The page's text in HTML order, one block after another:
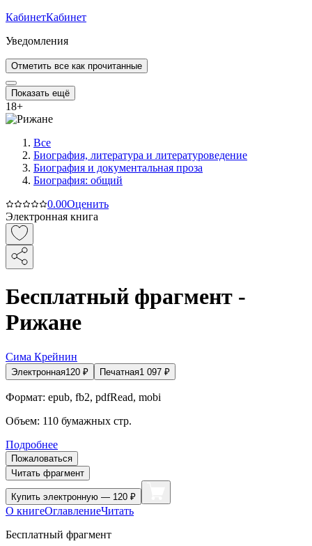
КабинетКабинет
Уведомления
Отметить все как прочитанные
Показать ещё
18+
Все
Биография, литература и литературоведение
Биография и документальная проза
Биография: общий
0.00Оценить
Электронная книга
Бесплатный фрагмент -
Рижане
Сима Крейнин
Электронная120 ₽ Печатная1 097 ₽
Формат: epub, fb2, pdfRead, mobi
Объем: 110 бумажных стр.
Подробнее
Пожаловаться
Читать фрагмент
Купить электронную — 120 ₽
О книгеОглавлениеЧитать
Бесплатный фрагмент